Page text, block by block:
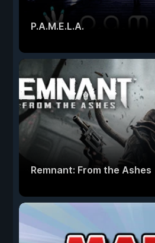
P.A.M.E.L.A.
Remnant: From the Ashes